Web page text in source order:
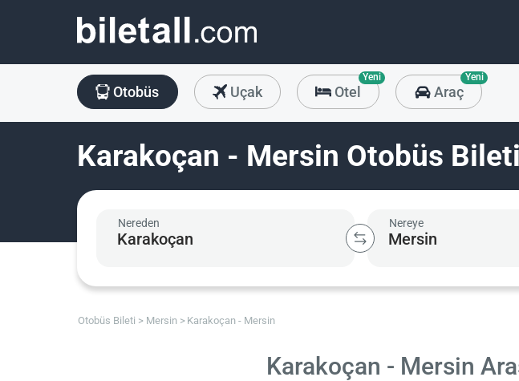
Otobüs Uçak Otel
Yeni
Araç
Yeni
Karakoçan - Mersin Otobüs Bileti
Nereden Nereye
Otobüs Bileti Mersin Karakoçan - Mersin
Karakoçan - Mersin